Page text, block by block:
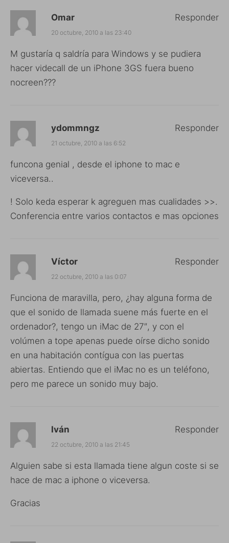
Omar
20 octubre, 2010 a las 23:40
M gustaría q saldría para Windows y se pudiera
hacer videcall de un iPhone 3GS fuera bueno
nocreen???
Responder
ydommngz
21 octubre, 2010 a las 6:52
funcona genial , desde el iphone to mac e
viceversa..
! Solo keda esperar k agreguen mas cualidades >>.
Conferencia entre varios contactos e mas opciones
Responder
Víctor
22 octubre, 2010 a las 0:07
Funciona de maravilla, pero, ¿hay alguna forma de
que el sonido de llamada suene más fuerte en el
ordenador?, tengo un iMac de 27″, y con el
volúmen a tope apenas puede oírse dicho sonido
en una habitación contígua con las puertas
abiertas. Entiendo que el iMac no es un teléfono,
pero me parece un sonido muy bajo.
Responder
Iván
22 octubre, 2010 a las 21:45
Alguien sabe si esta llamada tiene algun coste si se
hace de mac a iphone o viceversa.
Gracias
Responder